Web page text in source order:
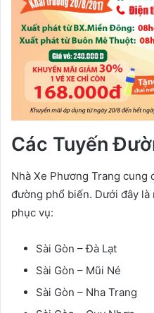
Các Tuyến
Nhà Xe Phương Trang
đường phổ biến. Dưới đây
phục vụ:
Sài Gòn – Đà Lạt
Sài Gòn – Mũi Né
Sài Gòn – Nha Trang